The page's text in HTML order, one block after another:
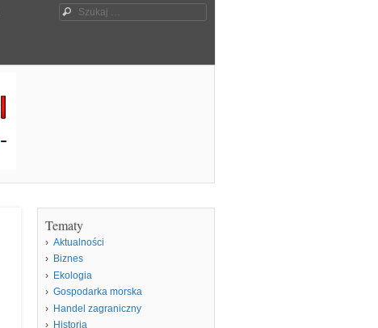
Szukaj
Tematy
Aktualności
Biznes
Ekologia
Gospodarka morska
Handel zagraniczny
Historia